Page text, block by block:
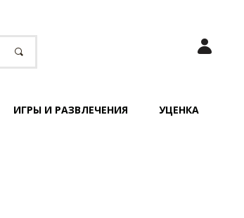
ИГРЫ И РАЗВЛЕЧЕНИЯ УЦЕНКА